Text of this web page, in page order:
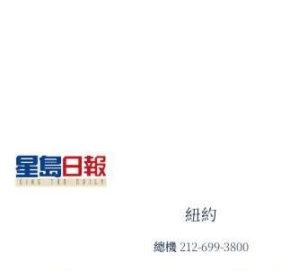
紐約
總機 212-699-3800